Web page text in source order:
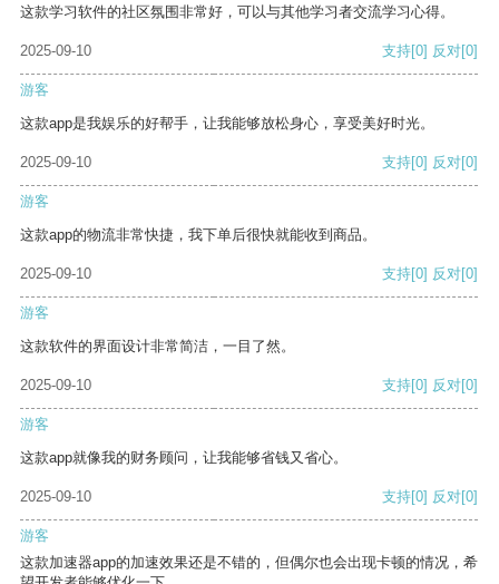
这款学习软件的社区氛围非常好，可以与其他学习者交流学习心得。
2025-09-10 支持[0] 反对[0]
游客
这款app是我娱乐的好帮手，让我能够放松身心，享受美好时光。
2025-09-10 支持[0] 反对[0]
游客
这款app的物流非常快捷，我下单后很快就能收到商品。
2025-09-10 支持[0] 反对[0]
游客
这款软件的界面设计非常简洁，一目了然。
2025-09-10 支持[0] 反对[0]
游客
这款app就像我的财务顾问，让我能够省钱又省心。
2025-09-10 支持[0] 反对[0]
游客
这款加速器app的加速效果还是不错的，但偶尔也会出现卡顿的情况，希